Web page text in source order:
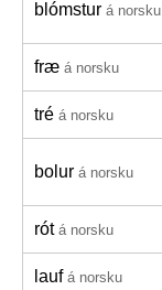
blómstur á norsku
fræ á norsku
tré á norsku
bolur á norsku
rót á norsku
lauf á norsku